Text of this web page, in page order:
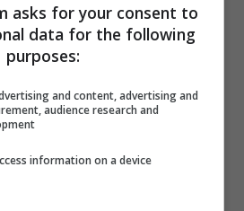
–Attraversate St
rapire dalla
Palace! la
inglese. Se
cambio della guardia
le 11.30.
asks for your consent to
data for the following
purposes:
and content, advertising and
audience research and
information on a device